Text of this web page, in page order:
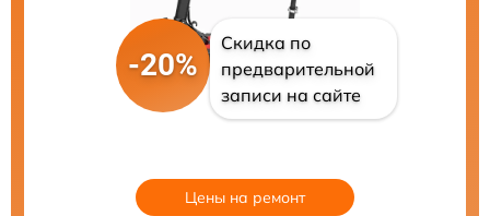
-20%
Скидка по
предварительной
записи на сайте
Цены на ремонт